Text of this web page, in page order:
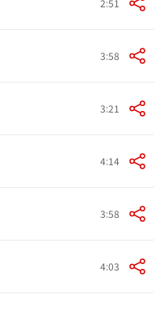
3:58
3:21
4:14
3:58
4:03